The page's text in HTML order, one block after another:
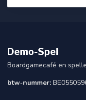
Demo-Spel
Boardgamecafé en
btw-nummer: